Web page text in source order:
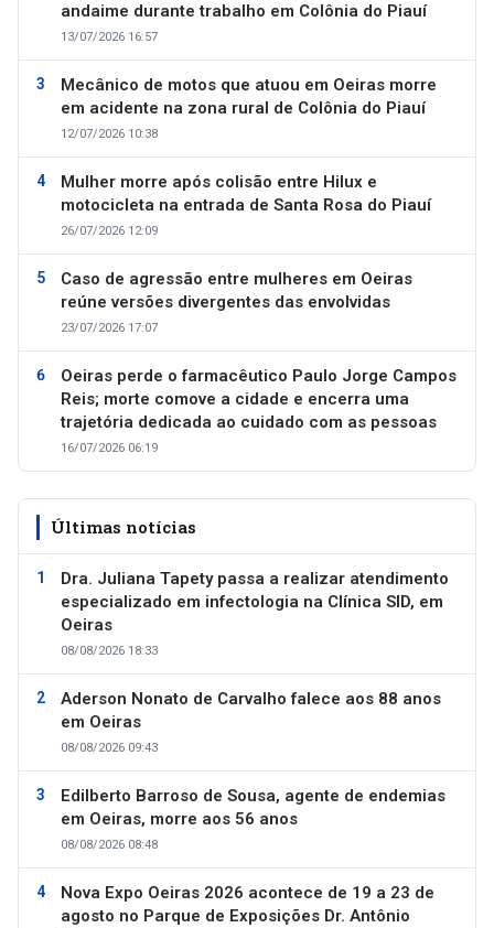
andaime durante trabalho em Colônia do Piauí
13/07/2026 16:57
Mecânico de motos que atuou em Oeiras morre
em acidente na zona rural de Colônia do Piauí
12/07/2026 10:38
Mulher morre após colisão entre Hilux e
motocicleta na entrada de Santa Rosa do Piauí
26/07/2026 12:09
Caso de agressão entre mulheres em Oeiras
reúne versões divergentes das envolvidas
23/07/2026 17:07
Oeiras perde o farmacêutico Paulo Jorge Campos
Reis; morte comove a cidade e encerra uma
trajetória dedicada ao cuidado com as pessoas
16/07/2026 06:19
Últimas notícias
Dra. Juliana Tapety passa a realizar atendimento
especializado em infectologia na Clínica SID, em
Oeiras
08/08/2026 18:33
Aderson Nonato de Carvalho falece aos 88 anos
em Oeiras
08/08/2026 09:43
Edilberto Barroso de Sousa, agente de endemias
em Oeiras, morre aos 56 anos
08/08/2026 08:48
Nova Expo Oeiras 2026 acontece de 19 a 23 de
agosto no Parque de Exposições Dr. Antônio